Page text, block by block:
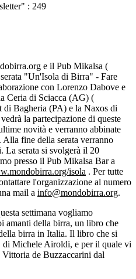
: 249
e il Pub Mikalsa (
"Un'Isola di Birra" - Fare
con Lorenzo Dabove e
Ceria di Sciacca (AG) (
di Bagheria (PA) e la Naxos di
la partecipazione di queste
novità e verranno abbinate
Alla fine della serata verranno
La serata si svolgerà il 20
presso il Pub Mikalsa Bar a
isola . Per tutte
l'organizzazione al numero
mail a info@mondobirra.org.
settimana vogliamo
amanti della birra, un libro che
birra in Italia. Il libro che si
Michele Airoldi, e per il quale vi
de Buzzaccarini dal